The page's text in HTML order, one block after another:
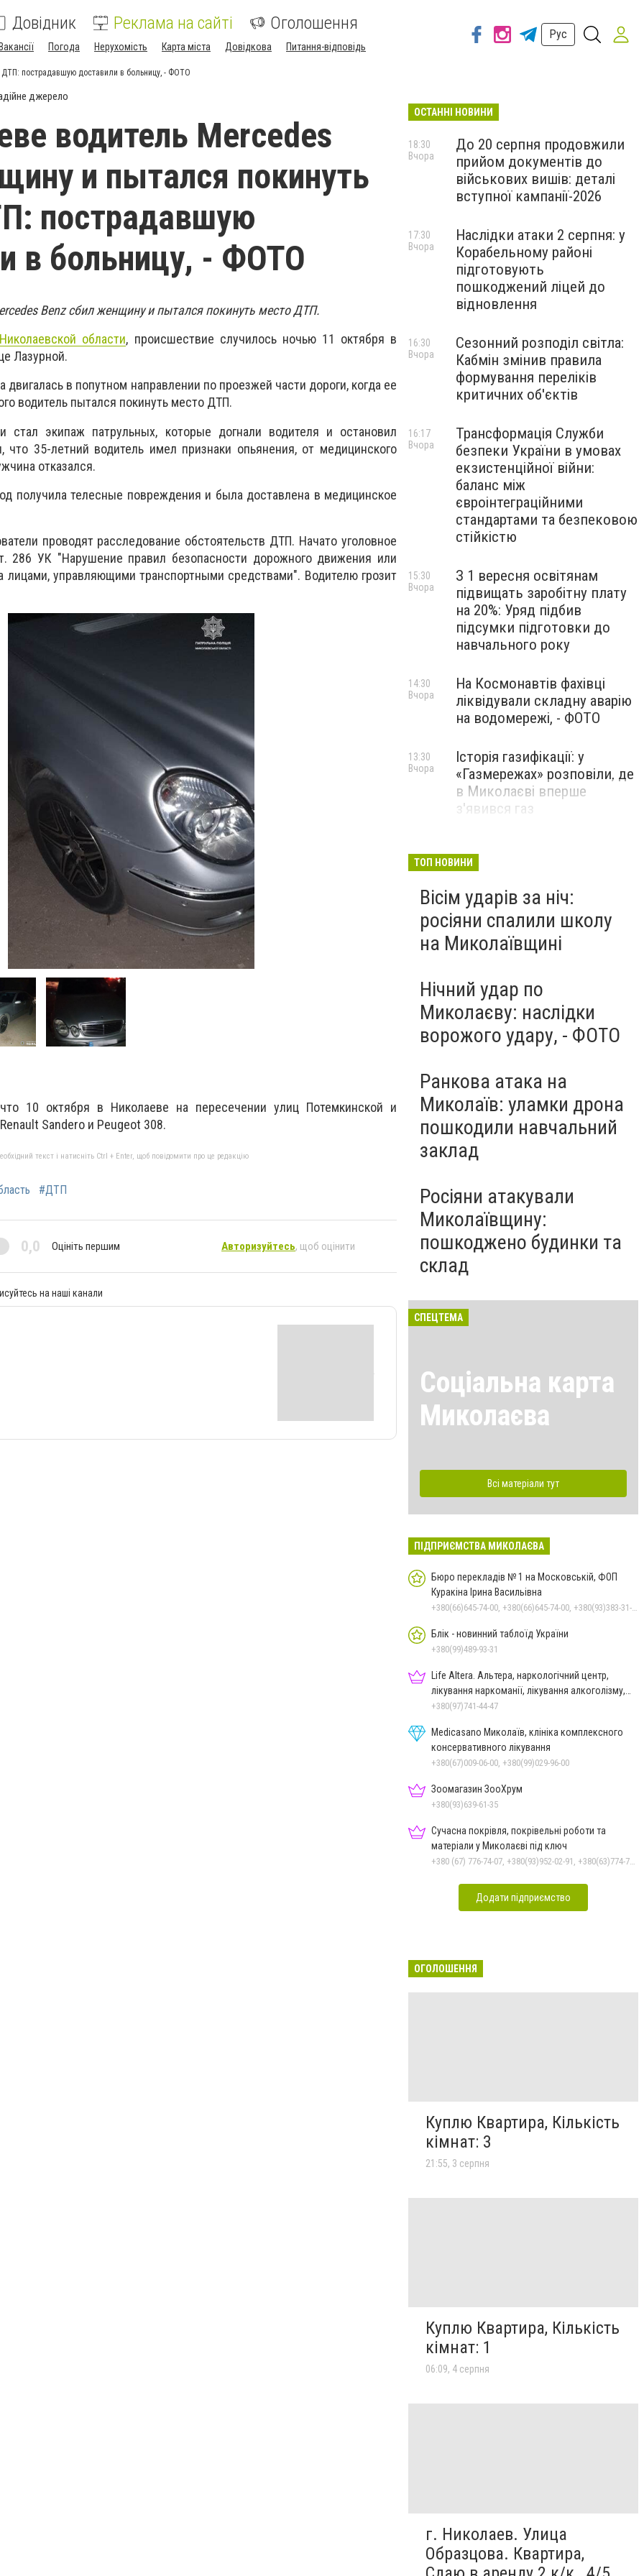
Довідник Реклама на сайті Оголошення
Вакансії Погода Нерухомість Карта міста Довідкова Питання-відповідь
Рус
пострадавшую доставили в больницу, - ФОТО
джерело
водитель Mercedes
и пытался покинуть
пострадавшую
в больницу, - ФОТО
Benz сбил женщину и пытался покинуть место ДТП.
области, происшествие случилось ночью 11 октября в
Лазурной.
в попутном направлении по проезжей части дороги, когда ее
водитель пытался покинуть место ДТП.
стал экипаж патрульных, которые догнали водителя и остановил
что 35-летний водитель имел признаки опьянения, от медицинского
отказался.
получила телесные повреждения и была доставлена ​​в медицинское
проводят расследование обстоятельств ДТП. Начато уголовное
286 УК "Нарушение правил безопасности дорожного движения или
лицами, управляющими транспортными средствами". Водителю грозит
ДТП
Николаев
что 10 октября в Николаеве на пересечении улиц Потемкинской и
Sandero и Peugeot 308.
текст і натисніть Ctrl + Enter, щоб повідомити про це редакцію
#ДТП
0,0 Оцініть першим Авторизуйтесь, щоб оцінити
на наші канали
ОСТАННІ НОВИНИ
До 20 серпня продовжили
прийом документів до
військових вишів: деталі
вступної кампанії-2026
18:30
Вчора
Наслідки атаки 2 серпня: у
Корабельному районі
підготовують
пошкоджений ліцей до
відновлення
17:30
Вчора
Сезонний розподіл світла:
Кабмін змінив правила
формування переліків
критичних об'єктів
16:30
Вчора
Трансформація Служби
безпеки України в умовах
екзистенційної війни:
баланс між
євроінтеграційними
стандартами та безпековою
стійкістю
16:17
Вчора
З 1 вересня освітянам
підвищать заробітну плату
на 20%: Уряд підбив
підсумки підготовки до
навчального року
15:30
Вчора
На Космонавтів фахівці
ліквідували складну аварію
на водомережі, - ФОТО
14:30
Вчора
Історія газифікації: у
«Газмережах» розповіли, де
в Миколаєві вперше
з'явився газ
13:30
Вчора
Миколаєві 2026: шукаємо
перезавантаження
ПАРТНЕРСЬКИЙ СПЕЦПРОЄКТ
Вчора
ТОП НОВИНИ
Вісім ударів за ніч:
росіяни спалили школу
на Миколаївщині
Нічний удар по
Миколаєву: наслідки
ворожого удару, - ФОТО
Ранкова атака на
Миколаїв: уламки дрона
пошкодили навчальний
заклад
Росіяни атакували
Миколаївщину:
пошкоджено будинки та
склад
СПЕЦТЕМА
Соціальна карта
Миколаєва
Всі матеріали тут
ПІДПРИЄМСТВА МИКОЛАЄВА
Бюро перекладів № 1 на Московській, ФОП
Куракіна Ірина Васильівна
Блік - новинний таблоїд України
+380(99)489-93-31
Life Altera. Альтера, наркологічний центр,
лікування наркоманії, лікування алкоголізму,
зняття ломки
+380(97)741-44-47
Medicasano Миколаїв, клініка комплексного
консервативного лікування
+380(67)009-06-00, +380(99)029-96-00
Зоомагазин ЗооХрум
+380(93)639-61-35
Сучасна покрівля, покрівельні роботи та
матеріали у Миколаєві під ключ
Додати підприємство
ОГОЛОШЕННЯ
Куплю Квартира, Кількість
кімнат: 3
21:55, 3 серпня
Куплю Квартира, Кількість
кімнат: 1
06:09, 4 серпня
г. Николаев. Улица
Образцова. Квартира,